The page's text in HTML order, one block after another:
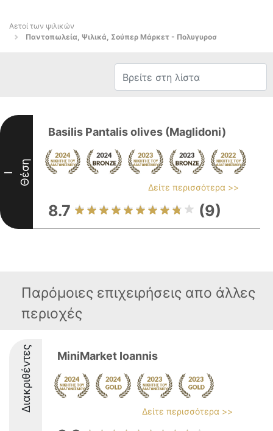
Αετοί των ψιλικών
Παντοπωλεία, Ψιλικά, Σούπερ Μάρκετ - Πολυγυροσ
I Θέση
Basilis Pantalis olives (Maglidoni)
Δείτε περισσότερα >>
8.7 (9)
Παρόμοιες επιχειρήσεις απο άλλες
περιοχές
Διακριθέντες MiniMarket Ioannis
Δείτε περισσότερα >>